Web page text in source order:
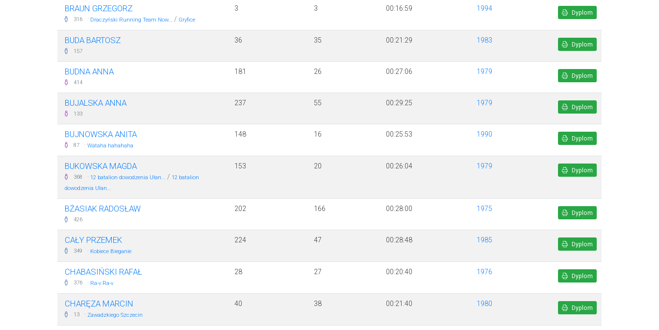
BRAUN GRZEGORZ
316 · Draczyński Running Team Now... / Gryfice
3 3 00:16:59 1994
Dyplom
BUDA BARTOSZ
157
36 35 00:21:29 1983
Dyplom
BUDNA ANNA
414
181 26 00:27:06 1979
Dyplom
BUJALSKA ANNA
133
237 55 00:29:25 1979
Dyplom
BUJNOWSKA ANITA
87 · Wataha hahahaha
148 16 00:25:53 1990
Dyplom
BUKOWSKA MAGDA
368 · 12 batalion dowodzenia Ułan... / 12 batalion
dowodzenia Ułan...
153 20 00:26:04 1979
Dyplom
BŻASIAK RADOSŁAW
426
202 166 00:28:00 1975
Dyplom
CAŁY PRZEMEK
349 · Kobiece Bieganie
224 47 00:28:48 1985
Dyplom
CHABASIŃSKI RAFAŁ
376 · Ra-v Ra-v
28 27 00:20:40 1976
Dyplom
CHARĘZA MARCIN
13 · Zawadzkiego Szczecin
40 38 00:21:40 1980
Dyplom